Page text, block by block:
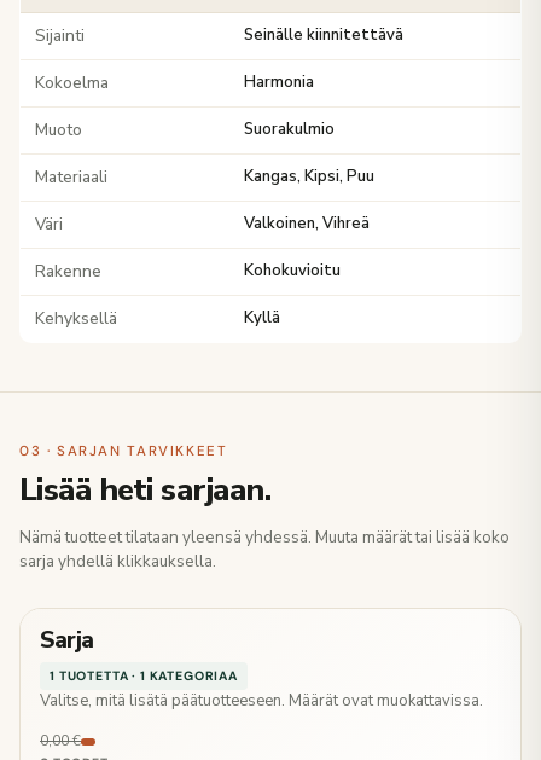
Sijainti Seinälle kiinnitettävä
Kokoelma Harmonia
Muoto Suorakulmio
Materiaali Kangas, Kipsi, Puu
Väri Valkoinen, Vihreä
Rakenne Kohokuvioitu
Kehyksellä Kyllä
03 · SARJAN TARVIKKEET
Lisää heti sarjaan.
Nämä tuotteet tilataan yleensä yhdessä. Muuta määrät tai lisää koko
sarja yhdellä klikkauksella.
Sarja
1 TUOTETTA · 1 KATEGORIAA
Valitse, mitä lisätä päätuotteeseen. Määrät ovat muokattavissa.
0,00 €